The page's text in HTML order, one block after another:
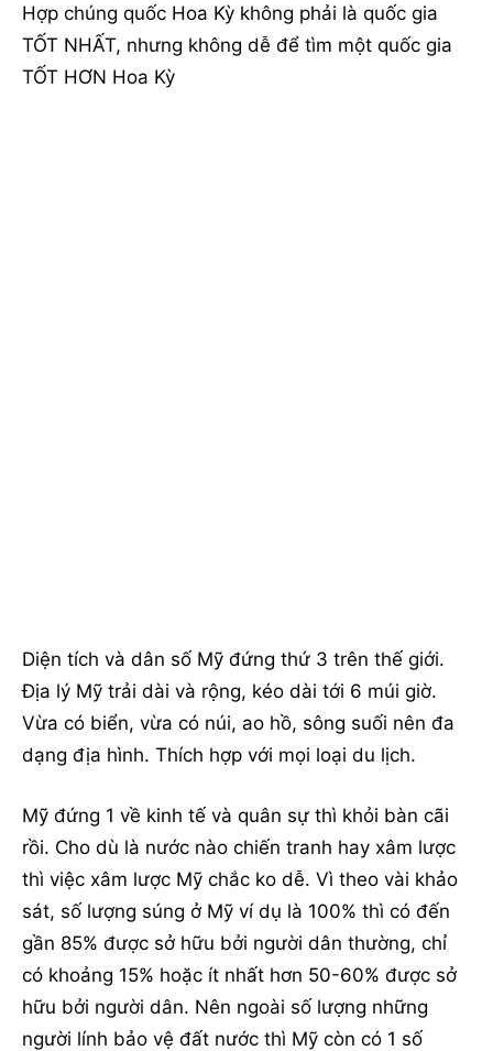
Hợp chúng quốc Hoa Kỳ không phải là quốc gia
TỐT NHẤT, nhưng không dễ để tìm một quốc gia
TỐT HƠN Hoa Kỳ
Diện tích và dân số Mỹ đứng thứ 3 trên thế giới.
Địa lý Mỹ trải dài và rộng, kéo dài tới 6 múi giờ.
Vừa có biển, vừa có núi, ao hồ, sông suối nên đa
dạng địa hình. Thích hợp với mọi loại du lịch.
Mỹ đứng 1 về kinh tế và quân sự thì khỏi bàn cãi
rồi. Cho dù là nước nào chiến tranh hay xâm lược
thì việc xâm lược Mỹ chắc ko dễ. Vì theo vài khảo
sát, số lượng súng ở Mỹ ví dụ là 100% thì có đến
gần 85% được sở hữu bởi người dân thường, chỉ
có khoảng 15% hoặc ít nhất hơn 50-60% được sở
hữu bởi người dân. Nên ngoài số lượng những
người lính bảo vệ đất nước thì Mỹ còn có 1 số